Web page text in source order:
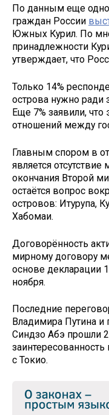
По данным еще
граждан России
Южных Курил. По
принадлежности
утверждает, что
Только 14%
острова нужно ради
Еще 7% заявили, что
отношений между
Главным спором в
является
окончания Второй
остаётся вопрос
островов: Итурупа,
Хабомаи.
Договорённость
мирному договору
основе декларации
ноября.
Последние
Владимира Путина
Синдзо Абэ прошли
с Токио.